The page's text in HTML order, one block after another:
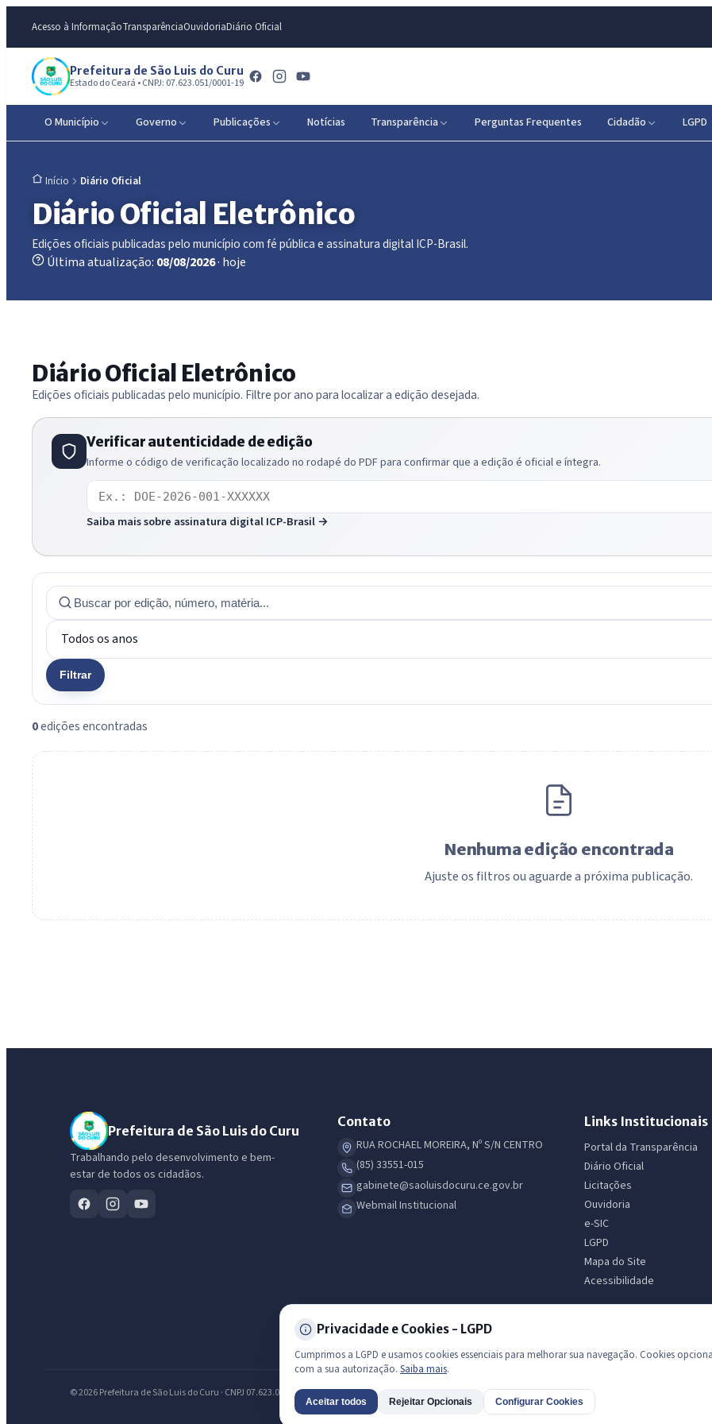
Acesso à InformaçãoTransparênciaOuvidoriaDiário Oficial
Prefeitura de São Luis do Curu
Estado do Ceará • CNPJ: 07.623.051/0001-19
O Município Governo Publicações Notícias Transparência Perguntas Frequentes Cidadão LGPD
Início Diário Oficial
Diário Oficial Eletrônico
Edições oficiais publicadas pelo município com fé pública e assinatura digital ICP-Brasil.
Última atualização: 08/08/2026· hoje
Diário Oficial Eletrônico
Edições oficiais publicadas pelo município. Filtre por ano para localizar a edição desejada.
Verificar autenticidade de edição
Informe o código de verificação localizado no rodapé do PDF para confirmar que a edição é oficial e íntegra.
Código de verificação
Saiba mais sobre assinatura digital ICP-Brasil →
Filtrar
0edições encontradas
Nenhuma edição encontrada
Ajuste os filtros ou aguarde a próxima publicação.
Prefeitura de São Luis do Curu
Trabalhando pelo desenvolvimento e bem-
estar de todos os cidadãos.
Contato
RUA ROCHAEL MOREIRA, Nº S/N CENTRO
(85) 33551-015
gabinete@saoluisdocuru.ce.gov.br
Webmail Institucional
Links Institucionais
Portal da Transparência
Diário Oficial
Licitações
Ouvidoria
e-SIC
LGPD
Mapa do Site
Acessibilidade
© 2026 Prefeitura de São Luis do Curu · CNPJ 07.623.051/0001-19 — Todos os direitos reservados
Privacidade e Cookies - LGPD
Cumprimos a LGPD e usamos cookies essenciais para melhorar sua navegação. Cookies
com a sua autorização. Saiba mais.
Aceitar todos Rejeitar Opcionais Configurar Cookies